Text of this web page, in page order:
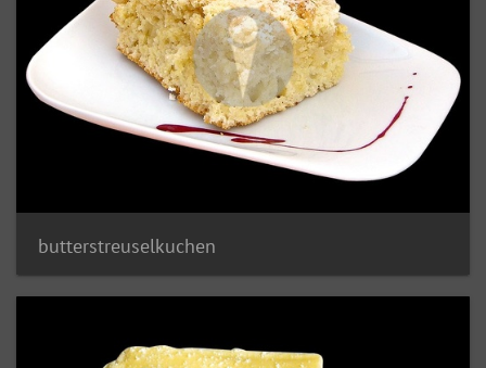
butterstreuselkuchen